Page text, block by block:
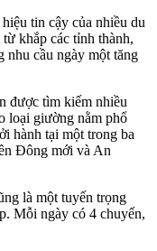
tin cậy của nhiều du
khắp các tỉnh thành,
nhu cầu ngày một tăng
được tìm kiếm nhiều
loại giường nằm phổ
hành tại một trong ba
Đông mới và An
là một tuyến trọng
Mỗi ngày có 4 chuyến,